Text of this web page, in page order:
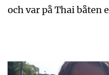
och var på Thai båten